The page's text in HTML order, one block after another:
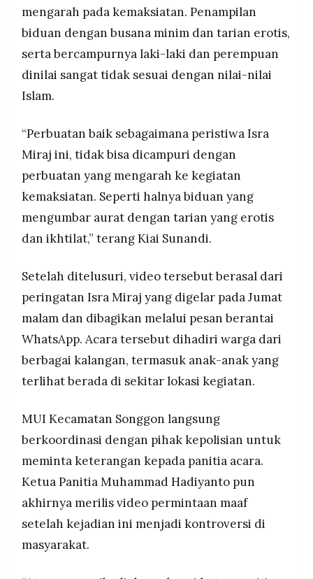
mengarah pada kemaksiatan. Penampilan
biduan dengan busana minim dan tarian erotis,
serta bercampurnya laki-laki dan perempuan
dinilai sangat tidak sesuai dengan nilai-nilai
Islam.
“Perbuatan baik sebagaimana peristiwa Isra
Miraj ini, tidak bisa dicampuri dengan
perbuatan yang mengarah ke kegiatan
kemaksiatan. Seperti halnya biduan yang
mengumbar aurat dengan tarian yang erotis
dan ikhtilat,” terang Kiai Sunandi.
Setelah ditelusuri, video tersebut berasal dari
peringatan Isra Miraj yang digelar pada Jumat
malam dan dibagikan melalui pesan berantai
WhatsApp. Acara tersebut dihadiri warga dari
berbagai kalangan, termasuk anak-anak yang
terlihat berada di sekitar lokasi kegiatan.
MUI Kecamatan Songgon langsung
berkoordinasi dengan pihak kepolisian untuk
meminta keterangan kepada panitia acara.
Ketua Panitia Muhammad Hadiyanto pun
akhirnya merilis video permintaan maaf
setelah kejadian ini menjadi kontroversi di
masyarakat.